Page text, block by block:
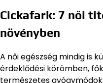
Cickafark: 7 női
növényben
A női egészség mindig is
érdeklődési körömben,
természetes